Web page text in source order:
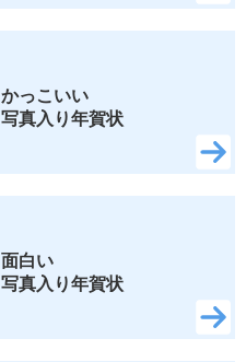
かっこいい
写真入り年賀状
面白い
写真入り年賀状